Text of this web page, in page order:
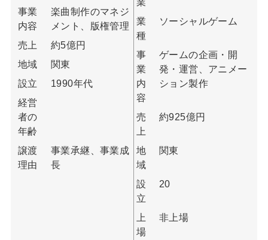
事業
内容
楽曲制作のマネジ
メント、版権管理
売上
約5億円
地域
関東
設立
1990年代
経営
者の
年齢
譲渡
理由
事業承継、事業成
長
業
業
種
ソーシャルゲーム
事
業
内
容
ゲームの企画・開
発・運営、アニメー
ション製作
売
上
約925億円
地
域
関東
設
立
20
上
場
非上場